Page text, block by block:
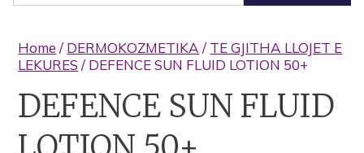
Home / DERMOKOZMETIKA / TE GJITHA LLOJET E
LEKURES / DEFENCE SUN FLUID LOTION 50+
DEFENCE SUN FLUID